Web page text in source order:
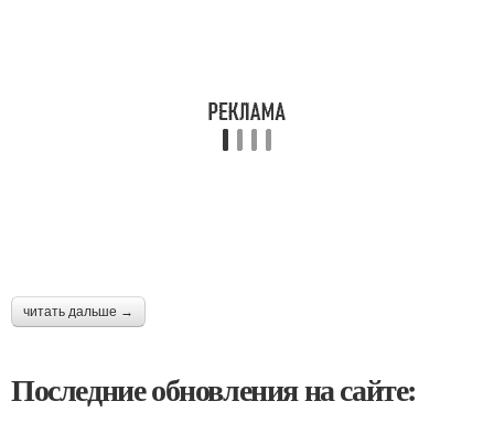
читать дальше →
Последние обновления на сайте: